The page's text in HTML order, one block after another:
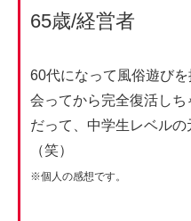
65歳/経営者
60代になって風俗遊び
会ってから完全復活しち
だって、中学生レベル
（笑）
※個人の感想です。